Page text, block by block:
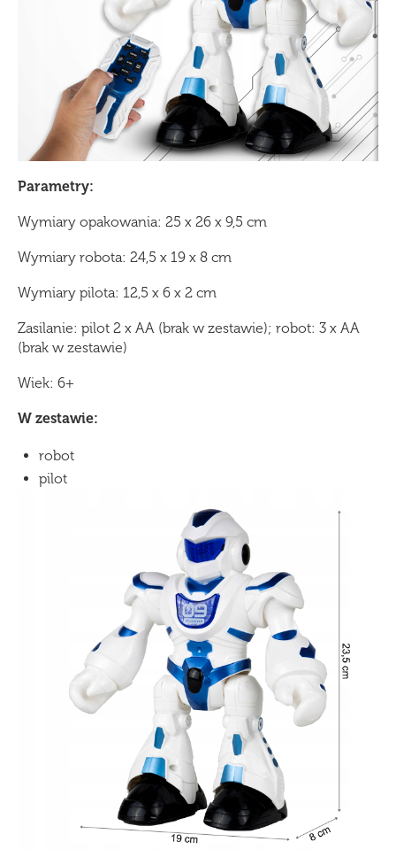
Parametry:
Wymiary opakowania: 25 x 26 x 9,5 cm
Wymiary robota: 24,5 x 19 x 8 cm
Wymiary pilota: 12,5 x 6 x 2 cm
Zasilanie: pilot 2 x AA (brak w zestawie); robot: 3 x AA
(brak w zestawie)
Wiek: 6+
W zestawie:
robot
pilot